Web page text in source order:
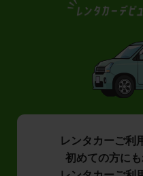
レンタカーご利
初めての方にも